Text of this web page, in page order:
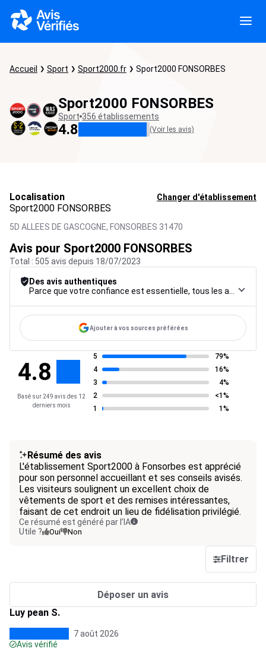
Accueil Sport Sport2000.fr Sport2000 FONSORBES
Sport2000 FONSORBES
Sport 356 établissements
4.8 (Voir les avis)
Localisation Changer d'établissement
Sport2000 FONSORBES
5D ALLEES DE GASCOGNE, FONSORBES 31470
Avis pour Sport2000 FONSORBES
Total : 505 avis depuis 18/07/2023
Des avis authentiques
Ajouter à vos sources préférées
4.8
Basé sur 249 avis des 12
derniers mois
5
79%
4
16%
3
4%
2
<1%
1
1%
Résumé des avis
L'établissement Sport2000 à Fonsorbes est apprécié
pour son personnel accueillant et ses conseils avisés.
Les visiteurs soulignent un excellent choix de
vêtements de sport et des remises intéressantes,
faisant de cet endroit un lieu de fidélisation privilégié.
Ce résumé est généré par l’IA
Utile ?
Oui Non
Filtrer
Déposer un avis
Luy pean S.
7 août 2026
Avis vérifié